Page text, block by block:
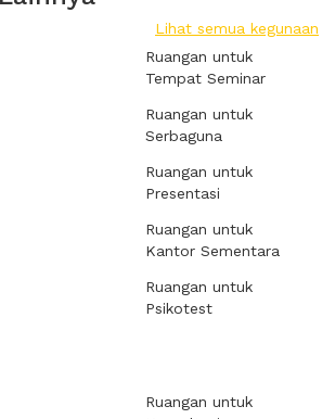
Lihat semua kegunaan
Ruangan untuk
Tempat Seminar
Ruangan untuk
Serbaguna
Ruangan untuk
Presentasi
Ruangan untuk
Kantor Sementara
Ruangan untuk
Psikotest
Ruangan untuk